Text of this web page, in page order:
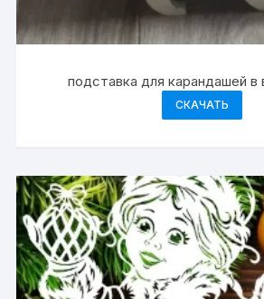
подставка для карандашей в
СКАЧАТЬ